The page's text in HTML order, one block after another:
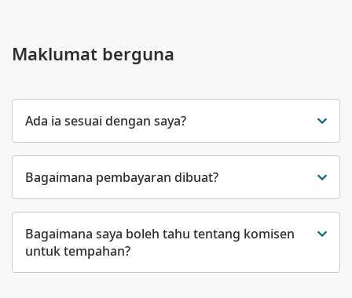
Maklumat berguna
Ada ia sesuai dengan saya?
Bagaimana pembayaran dibuat?
Bagaimana saya boleh tahu tentang komisen
untuk tempahan?